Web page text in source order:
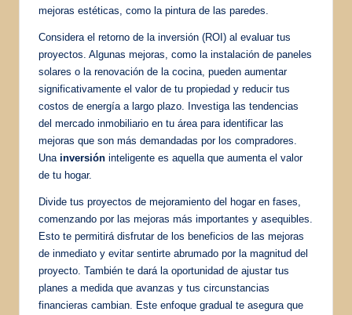
mejoras estéticas, como la pintura de las paredes.
Considera el retorno de la inversión (ROI) al evaluar tus
proyectos. Algunas mejoras, como la instalación de paneles
solares o la renovación de la cocina, pueden aumentar
significativamente el valor de tu propiedad y reducir tus
costos de energía a largo plazo. Investiga las tendencias
del mercado inmobiliario en tu área para identificar las
mejoras que son más demandadas por los compradores.
Una inversión inteligente es aquella que aumenta el valor
de tu hogar.
Divide tus proyectos de mejoramiento del hogar en fases,
comenzando por las mejoras más importantes y asequibles.
Esto te permitirá disfrutar de los beneficios de las mejoras
de inmediato y evitar sentirte abrumado por la magnitud del
proyecto. También te dará la oportunidad de ajustar tus
planes a medida que avanzas y tus circunstancias
financieras cambian. Este enfoque gradual te asegura que